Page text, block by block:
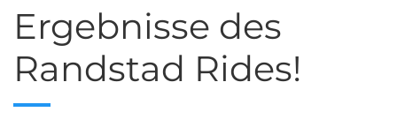
Ergebnisse des
Randstad Rides!